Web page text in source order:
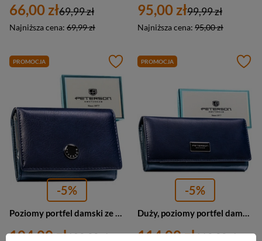
66,00 zł
Najniższa cena: 69,99 zł
69,99 zł 95,00 zł
Najniższa cena: 95,00 zł
99,99 zł
PROMOCJA
-5%
Poziomy portfel damski ze skóry naturalnej i ekologicznej w granatowym kolorze z systemem RFID - Peterson
104,00 zł109,99 zł
PROMOCJA
-5%
Duży, poziomy portfel damski ze skóry naturalnej i ekologicznej w granatowym kolorze - Peterson
114,00 zł119,99 zł